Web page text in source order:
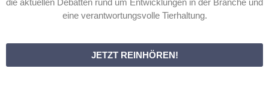
die aktuellen Debatten rund um Entwicklungen in der Branche und
eine verantwortungsvolle Tierhaltung.
JETZT REINHÖREN!